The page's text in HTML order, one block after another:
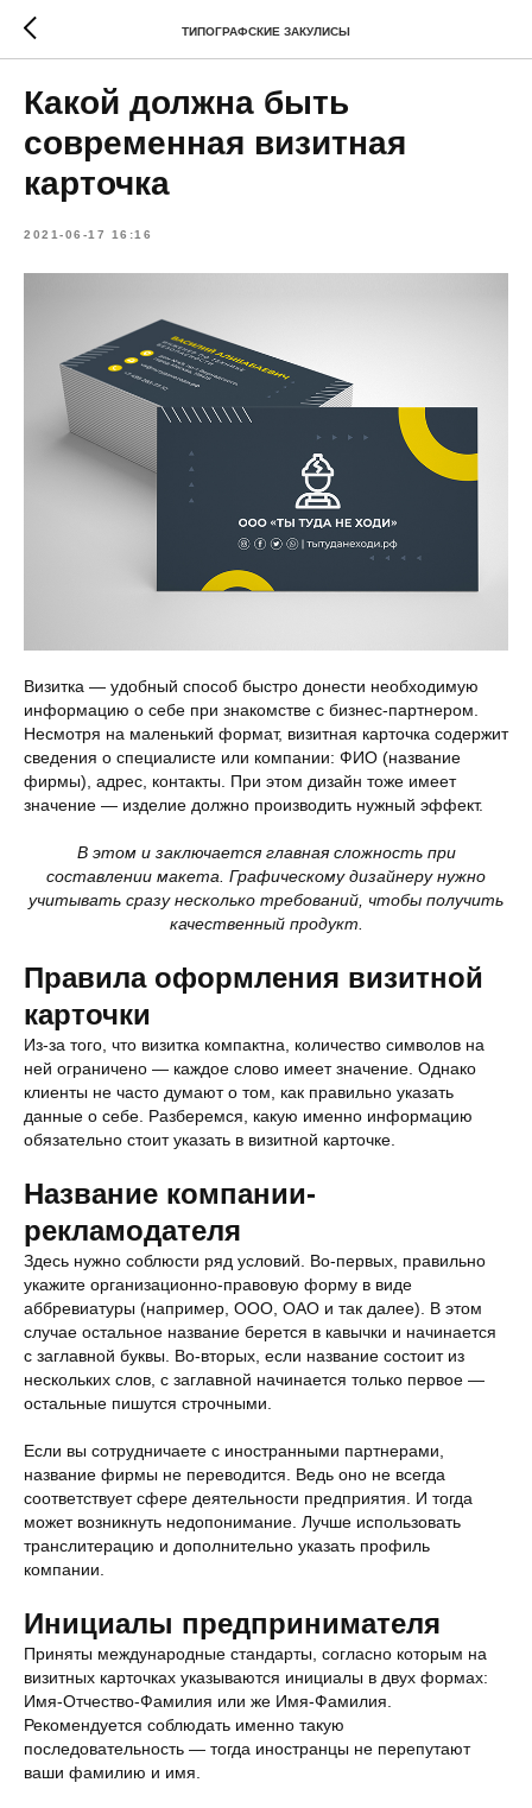
ТИПОГРАФСКИЕ ЗАКУЛИСЫ
Какой должна быть
современная визитная
карточка
2021-06-17 16:16
Визитка — удобный способ быстро донести необходимую
информацию о себе при знакомстве с бизнес-партнером.
Несмотря на маленький формат, визитная карточка содержит
сведения о специалисте или компании: ФИО (название
фирмы), адрес, контакты. При этом дизайн тоже имеет
значение — изделие должно производить нужный эффект.
В этом и заключается главная сложность при
составлении макета. Графическому дизайнеру нужно
учитывать сразу несколько требований, чтобы получить
качественный продукт.
Правила оформления визитной
карточки
Из-за того, что визитка компактна, количество символов на
ней ограничено — каждое слово имеет значение. Однако
клиенты не часто думают о том, как правильно указать
данные о себе. Разберемся, какую именно информацию
обязательно стоит указать в визитной карточке.
Название компании-
рекламодателя
Здесь нужно соблюсти ряд условий. Во-первых, правильно
укажите организационно-правовую форму в виде
аббревиатуры (например, ООО, ОАО и так далее). В этом
случае остальное название берется в кавычки и начинается
с заглавной буквы. Во-вторых, если название состоит из
нескольких слов, с заглавной начинается только первое —
остальные пишутся строчными.
Если вы сотрудничаете с иностранными партнерами,
название фирмы не переводится. Ведь оно не всегда
соответствует сфере деятельности предприятия. И тогда
может возникнуть недопонимание. Лучше использовать
транслитерацию и дополнительно указать профиль
компании.
Инициалы предпринимателя
Приняты международные стандарты, согласно которым на
визитных карточках указываются инициалы в двух формах:
Имя-Отчество-Фамилия или же Имя-Фамилия.
Рекомендуется соблюдать именно такую
последовательность — тогда иностранцы не перепутают
ваши фамилию и имя.